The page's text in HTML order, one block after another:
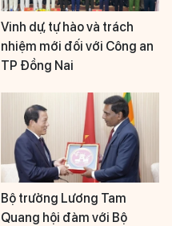
Vinh dự, tự hào và trách
nhiệm mới đối với Công an
TP Đồng Nai
Bộ trưởng Lương Tam
Quang hội đàm với Bộ